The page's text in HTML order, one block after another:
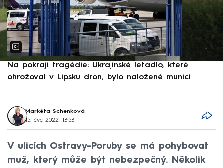
Na pokraji tragédie: Ukrajinské letadlo, které
ohrožoval v Lipsku dron, bylo naložené municí
Markéta Schenková
15. čvc 2022, 13:53
V ulicích Ostravy-Poruby se má pohybovat
muž, který může být nebezpečný. Několik